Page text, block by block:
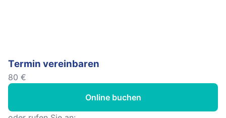
Termin vereinbaren
80 €
Online buchen